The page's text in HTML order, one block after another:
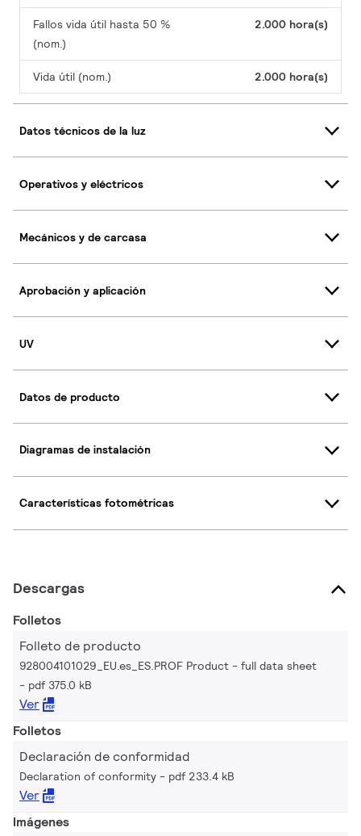
Fallos vida útil hasta 50 %
(nom.)
2.000 hora(s)
Vida útil (nom.) 2.000 hora(s)
Datos técnicos de la luz
Operativos y eléctricos
Mecánicos y de carcasa
Aprobación y aplicación
UV
Datos de producto
Diagramas de instalación
Características fotométricas
Descargas
Folletos
Folleto de producto
928004101029_EU.es_ES.PROF Product - full data sheet
pdf 375.0 kB
Ver
Folletos
Declaración de conformidad
Declaration of conformity pdf 233.4 kB
Ver
Imágenes